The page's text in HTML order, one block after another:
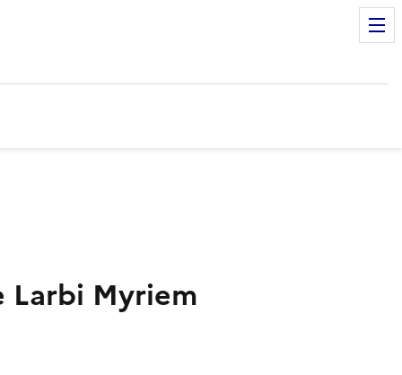
Larbi Myriem